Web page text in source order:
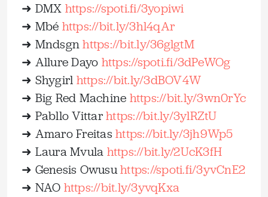
➜ DMX https://spoti.fi/3yopiwi
➜ Mbé https://bit.ly/3hl4qAr
➜ Mndsgnhttps://bit.ly/36glgtM
➜ Allure Dayo https://spoti.fi/3dPeWOg
➜ Shygirl https://bit.ly/3dBOV4W
➜ Big Red Machine https://bit.ly/3wn0rYc
➜ Pabllo Vittarhttps://bit.ly/3ylRZtU
➜ Amaro Freitas https://bit.ly/3jh9Wp5
➜ Laura Mvula https://bit.ly/2UcK3fH
➜ Genesis Owusuhttps://spoti.fi/3yvCnE2
➜ NAO https://bit.ly/3yvqKxa